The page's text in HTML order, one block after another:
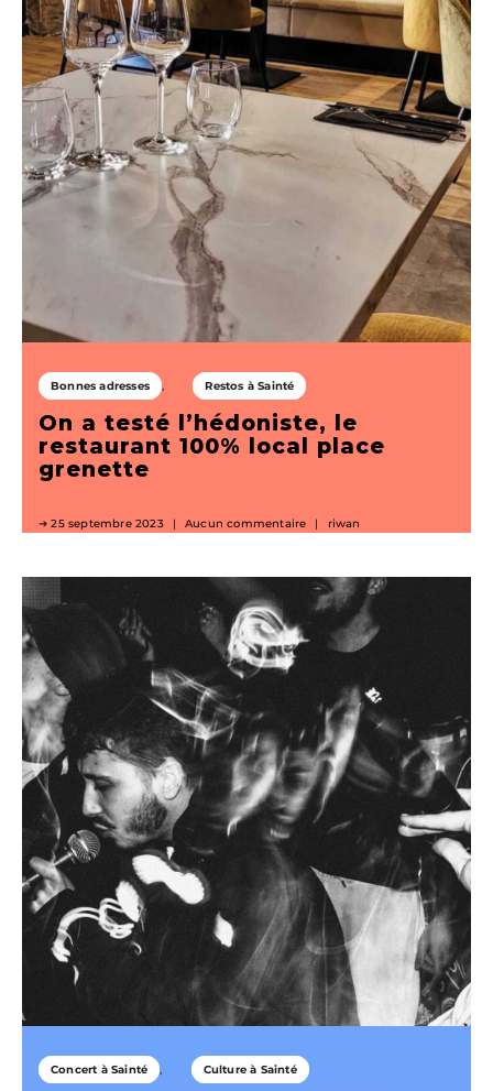
Bonnes adresses Restos à Sainté
On a testé l’hédoniste, le
restaurant 100% local place
grenette
25 septembre 2023 Aucun commentaire riwan
Concert à Sainté Culture à Sainté